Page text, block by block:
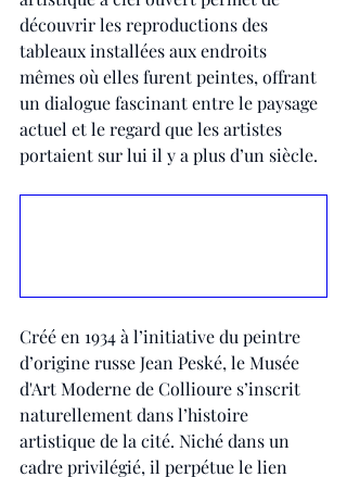
découvrir les reproductions des
tableaux installées aux endroits
mêmes où elles furent peintes, offrant
un dialogue fascinant entre le paysage
actuel et le regard que les artistes
portaient sur lui il y a plus d’un siècle.
Créé en 1934 à l’initiative du peintre
d’origine russe Jean Peské, le Musée
d'Art Moderne de Collioure s’inscrit
naturellement dans l’histoire
artistique de la cité. Niché dans un
cadre privilégié, il perpétue le lien